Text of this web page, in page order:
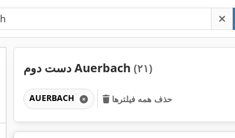
دست دوم Auerbach (۲۱)
AUERBACH حذف همه فیلترها